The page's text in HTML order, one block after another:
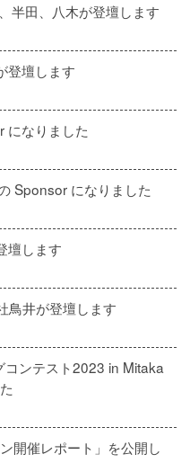
半田、八木が登壇します
登壇します
になりました
Sponsor になりました
壇します
鳥井が登壇します
ンテスト2023 in Mitaka
開催レポート」を公開し